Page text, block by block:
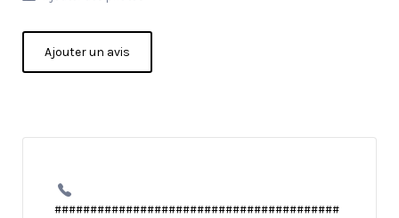
Ajouter un avis
########################################